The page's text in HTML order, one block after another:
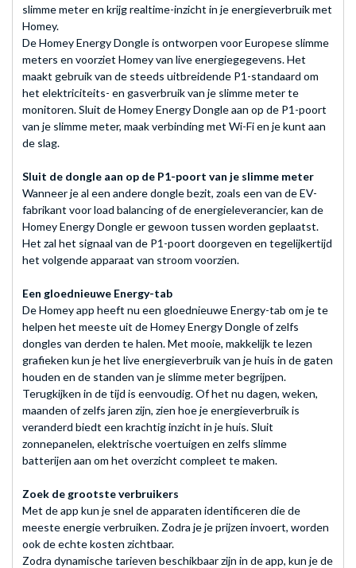
slimme meter en krijg realtime-inzicht in je energieverbruik met
Homey.
De Homey Energy Dongle is ontworpen voor Europese slimme
meters en voorziet Homey van live energiegegevens. Het
maakt gebruik van de steeds uitbreidende P1-standaard om
het elektriciteits- en gasverbruik van je slimme meter te
monitoren. Sluit de Homey Energy Dongle aan op de P1-poort
van je slimme meter, maak verbinding met Wi-Fi en je kunt aan
de slag.
Sluit de dongle aan op de P1-poort van je slimme meter
Wanneer je al een andere dongle bezit, zoals een van de EV-
fabrikant voor load balancing of de energieleverancier, kan de
Homey Energy Dongle er gewoon tussen worden geplaatst.
Het zal het signaal van de P1-poort doorgeven en tegelijkertijd
het volgende apparaat van stroom voorzien.
Een gloednieuwe Energy-tab
De Homey app heeft nu een gloednieuwe Energy-tab om je te
helpen het meeste uit de Homey Energy Dongle of zelfs
dongles van derden te halen. Met mooie, makkelijk te lezen
grafieken kun je het live energieverbruik van je huis in de gaten
houden en de standen van je slimme meter begrijpen.
Terugkijken in de tijd is eenvoudig. Of het nu dagen, weken,
maanden of zelfs jaren zijn, zien hoe je energieverbruik is
veranderd biedt een krachtig inzicht in je huis. Sluit
zonnepanelen, elektrische voertuigen en zelfs slimme
batterijen aan om het overzicht compleet te maken.
Zoek de grootste verbruikers
Met de app kun je snel de apparaten identificeren die de
meeste energie verbruiken. Zodra je je prijzen invoert, worden
ook de echte kosten zichtbaar.
Zodra dynamische tarieven beschikbaar zijn in de app, kun je de